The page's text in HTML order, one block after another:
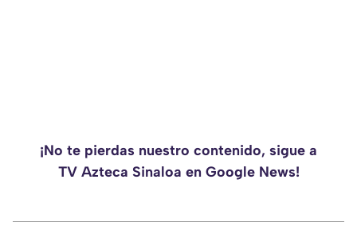
¡No te pierdas nuestro contenido, sigue a
TV Azteca Sinaloa en Google News!